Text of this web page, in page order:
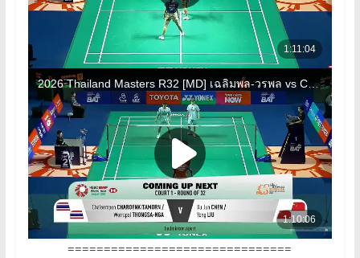
===============================